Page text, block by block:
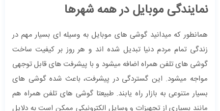
نمایندگی موبایل در همه شهرها
همانطور که میدانید گوشی های موبایل به وسیله ای بسیار مهم در
زندگی تمام مردم دنیا تبدیل شده اند و هر روز بر کیفیت ساخت
گوشی های تلفن همراه اضافه میشود و با پیشرفت های قابل توجهی
مواجه میشود. این گستردگی در پیشرفت، باعث شده گوشی های
بسیار متنوعی به بازار راه یابند. طبیعتا گوشی های تلفن همراه هم
مانند بسیاری از تجهیزات و وسایل الکترونیکی ممکن است به دلایل